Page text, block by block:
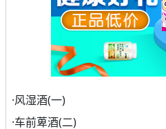
·风湿酒(一)
·车前萆酒(二)